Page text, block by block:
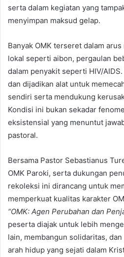
serta dalam kegiatan yang
menyimpan maksud gelap.
Banyak OMK terseret dalam
lokal seperti aibon, pergaulan
dalam penyakit seperti HIV/
dan dijadikan alat untuk
sendiri serta mendukung
Kondisi ini bukan sekadar
eksistensial yang menuntut
pastoral.
Bersama Pastor Sebastianus
OMK Paroki, serta dukungan
rekoleksi ini dirancang untuk
memperkuat kualitas karakter
“OMK: Agen Perubahan dan
peserta diajak untuk lebih
lain, membangun solidaritas,
arah hidup yang sejati dalam